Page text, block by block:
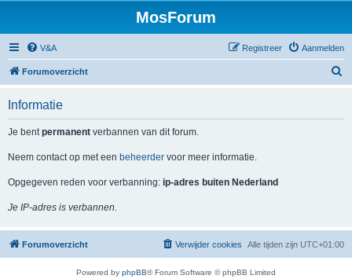
MosForum
V&A Aanmelden
Registreer
Forumoverzicht
Informatie
Je bentpermanent verbannen van dit forum.
Neem contact op met een beheerder voor meer informatie.
Opgegeven reden voor verbanning: ip-adres buiten Nederland
Je IP-adres is verbannen.
Forumoverzicht Alle tijden zijn UTC+01:00
Verwijder cookies
Powered by phpBB® Forum Software © phpBB Limited